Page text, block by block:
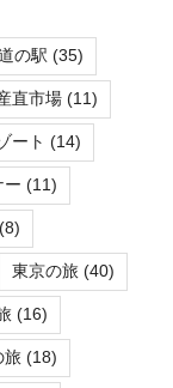
の駅 (35)
直市場 (11)
ート (14)
ー (11)
(8)
東京の旅 (40)
(16)
旅 (18)